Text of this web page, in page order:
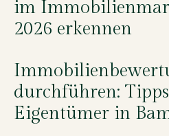
im
2026 erkennen
durchführen:
Eigentümer in